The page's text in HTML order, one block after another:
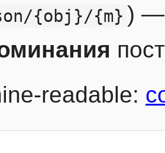
{obj}/{m} ) —
readable: